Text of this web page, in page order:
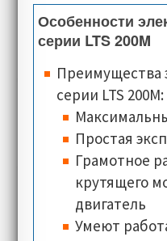
Номинальная
мин
Номинальное
Номинальный
Тип соединения:
Класс
Класс
умолчанию),
(опционально)
Типы
B3,B35 (для
Особенности
серии LTS 200M
Преимущества
серии LTS 200M:
Простая
Грамотное
крутящего
двигатель
Умеют